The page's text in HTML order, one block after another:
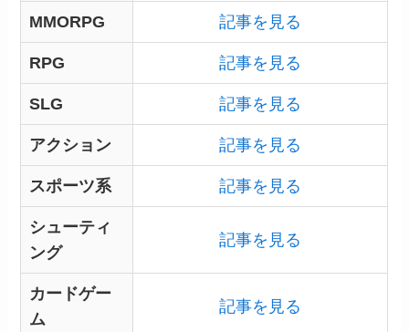
MMORPG 記事を見る
RPG 記事を見る
SLG 記事を見る
アクション 記事を見る
スポーツ系 記事を見る
シューティ
ング
記事を見る
カードゲー
ム
記事を見る